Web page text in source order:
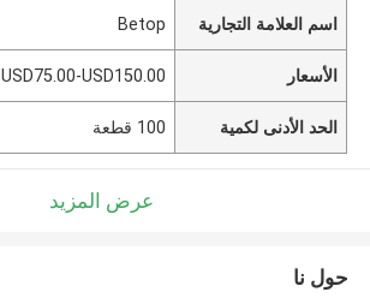
اسم العلامة التجارية Betop
الأسعار USD75.00-USD150.00
الحد الأدنى لكمية 100 قطعة
عرض المزيد
حول نا